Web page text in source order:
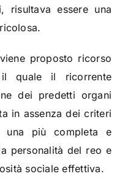
risultava essere una
proposto ricorso
quale il ricorrente
dei predetti organi
in assenza dei criteri
una più completa e
personalità del reo e
sociale effettiva.